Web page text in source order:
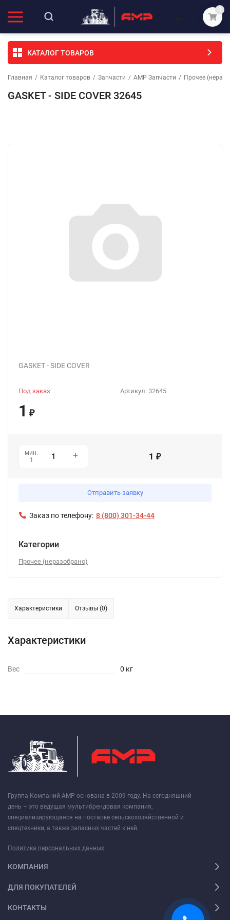
0
КАТАЛОГ ТОВАРОВ
Главная / Каталог товаров / Запчасти / АМР Запчасти / Прочее
GASKET - SIDE COVER 32645
GASKET - SIDE COVER
Артикул: 32645
Под заказ
1 ₽
мин.
1
1 ₽
Отправить заявку
Заказ по телефону: 8 (800) 301-34-44
Категории
Прочее (неразобрано)
Характеристики Отзывы (0)
Характеристики
Вес 0 кг
Группа Компаний АМР основана в 2009 году. На сегодняшний
день – это ведущая мультибрендовая компания,
специализирующаяся на поставке сельскохозяйственной и
спецтехники, а также запасных частей к ней.
Политика персональных данных
КОМПАНИЯ
ДЛЯ ПОКУПАТЕЛЕЙ
КОНТАКТЫ